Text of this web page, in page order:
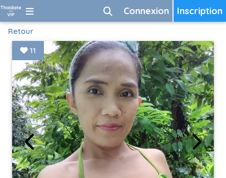
Inscription
Connexion
Retour
11